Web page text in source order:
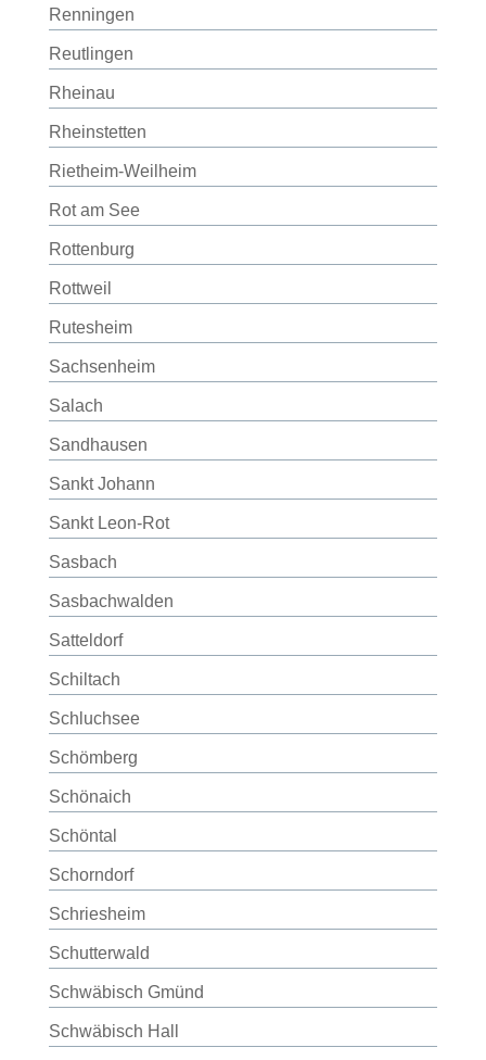
Renningen
Reutlingen
Rheinau
Rheinstetten
Rietheim-Weilheim
Rot am See
Rottenburg
Rottweil
Rutesheim
Sachsenheim
Salach
Sandhausen
Sankt Johann
Sankt Leon-Rot
Sasbach
Sasbachwalden
Satteldorf
Schiltach
Schluchsee
Schömberg
Schönaich
Schöntal
Schorndorf
Schriesheim
Schutterwald
Schwäbisch Gmünd
Schwäbisch Hall